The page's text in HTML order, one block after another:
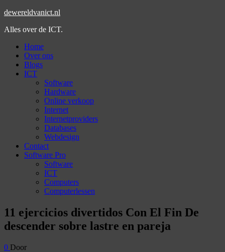
dewereldvanict.nl
Alles over de ICT.
Home
Over ons
Blogs
ICT
Software
Hardware
Online verkoop
Internet
Internetproviders
Databases
Webdesign
Contact
Software Pro
Software
ICT
Computers
Computerlessen
11 ejercicios divertidos Con El Fin De
descender sobre lastre en pareja
0 Door